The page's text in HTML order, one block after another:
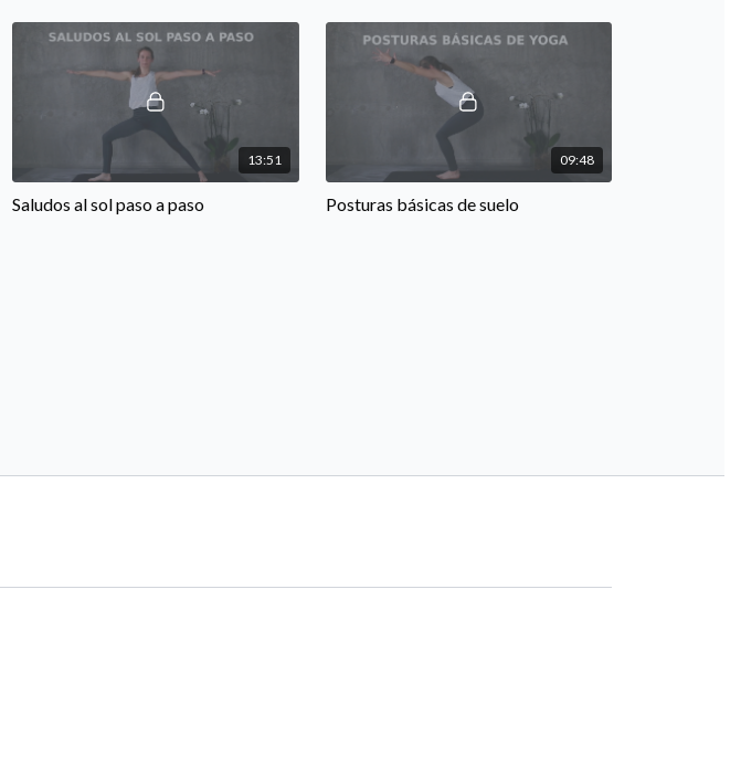
13:51
Saludos al sol paso a paso
09:48
Posturas básicas de suelo